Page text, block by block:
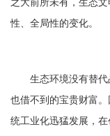
之大前所未有，生态
性、全局性的变化。
生态环境没有替代
也借不到的宝贵财富
统工业化迅猛发展，